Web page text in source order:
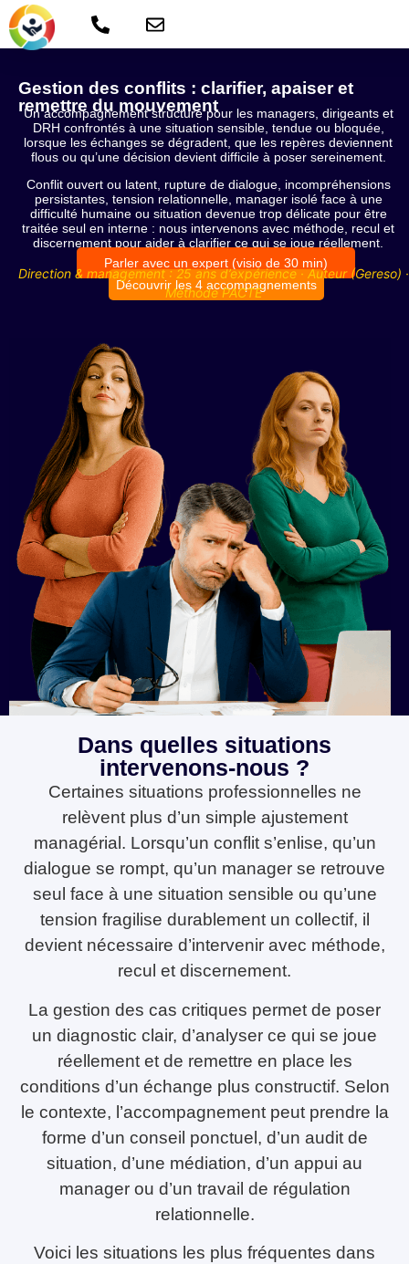
Gestion des conflits : clarifier, apaiser et
remettre du mouvement
Un accompagnement structuré pour les managers, dirigeants et
DRH confrontés à une situation sensible, tendue ou bloquée,
lorsque les échanges se dégradent, que les repères deviennent
flous ou qu’une décision devient difficile à poser sereinement.
Conflit ouvert ou latent, rupture de dialogue, incompréhensions
persistantes, tension relationnelle, manager isolé face à une
difficulté humaine ou situation devenue trop délicate pour être
traitée seul en interne : nous intervenons avec méthode, recul et
discernement pour aider à clarifier ce qui se joue réellement.
Parler avec un expert (visio de 30 min)
Découvrir les 4 accompagnements
Direction & management : 25 ans d’expérience · Auteur (Geresо) ·
Méthode PACTE
Dans quelles situations
intervenons-nous ?
Certaines situations professionnelles ne
relèvent plus d’un simple ajustement
managérial. Lorsqu’un conflit s’enlise, qu’un
dialogue se rompt, qu’un manager se retrouve
seul face à une situation sensible ou qu’une
tension fragilise durablement un collectif, il
devient nécessaire d’intervenir avec méthode,
recul et discernement.
La gestion des cas critiques permet de poser
un diagnostic clair, d’analyser ce qui se joue
réellement et de remettre en place les
conditions d’un échange plus constructif. Selon
le contexte, l’accompagnement peut prendre la
forme d’un conseil ponctuel, d’un audit de
situation, d’une médiation, d’un appui au
manager ou d’un travail de régulation
relationnelle.
Voici les situations les plus fréquentes dans